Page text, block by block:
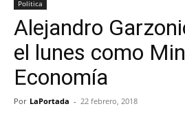
Politica
Alejandro
el lunes como
Economía
Por LaPortada - 22 febrero, 2018